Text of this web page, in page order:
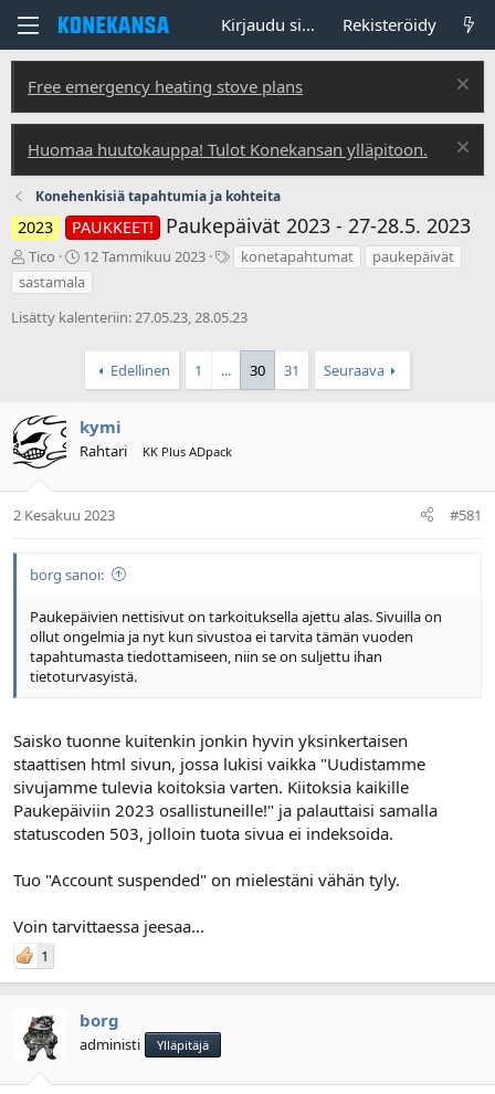
Kirjaudu sisään Rekisteröidy
Free emergency heating stove plans
Huomaa huutokauppa! Tulot Konekansan ylläpitoon.
Konehenkisiä tapahtumia ja kohteita
2023 PAUKKEET! Paukepäivät 2023 - 27-28.5. 2023
V
i
e
s
t
j
u
n
l
t
a
j
a
Tico
A
l
o
i
p
i
v
m
ä
ä
12 Tammikuu 2023
T
u
n
e
konetapahtumat
paukepäivät
sastamala
Lisätty kalenteriin: 27.05.23, 28.05.23
Edellinen 1 ... 30 31 Seuraava
kymi
Rahtari KK Plus ADpack
2 Kesäkuu 2023 #581
borg sanoi:
Paukepäivien nettisivut on tarkoituksella ajettu alas. Sivuilla on
ollut ongelmia ja nyt kun sivustoa ei tarvita tämän vuoden
tapahtumasta tiedottamiseen, niin se on suljettu ihan
tietoturvasyistä.
Saisko tuonne kuitenkin jonkin hyvin yksinkertaisen
staattisen html sivun, jossa lukisi vaikka "Uudistamme
sivujamme tulevia koitoksia varten. Kiitoksia kaikille
Paukepäiviin 2023 osallistuneille!" ja palauttaisi samalla
statuscoden 503, jolloin tuota sivua ei indeksoida.
Tuo "Account suspended" on mielestäni vähän tyly.
Voin tarvittaessa jeesaa...
1
borg
administi Ylläpitäjä